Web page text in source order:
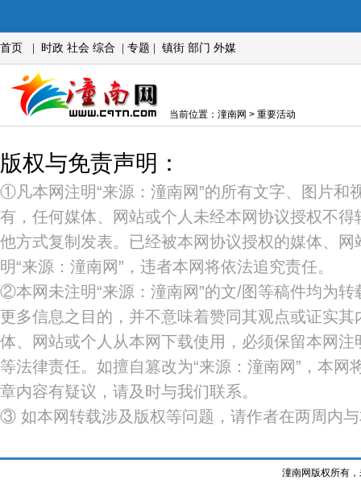
首页 时政 社会 综合 专题 镇街 部门 外媒
当前位置：潼南网 > 重要活动
版权与免责声明：
①凡本网注明“来源：潼南网”的所有文字、图片和
有，任何媒体、网站或个人未经本网协议授权不
他方式复制发表。已经被本网协议授权的媒体、
明“来源：潼南网”，违者本网将依法追究责任。
②本网未注明“来源：潼南网”的文/图等稿件均为
更多信息之目的，并不意味着赞同其观点或证实
体、网站或个人从本网下载使用，必须保留本网注
等法律责任。如擅自篡改为“来源：潼南网”，本网
章内容有疑议，请及时与我们联系。
③ 如本网转载涉及版权等问题，请作者在两周内
潼南网版权所有